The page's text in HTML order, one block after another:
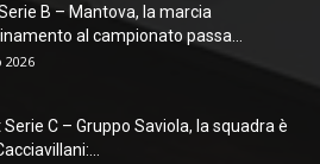
B – Mantova, la marcia
al campionato passa...
2026
Serie C – Gruppo Saviola, la squadra è